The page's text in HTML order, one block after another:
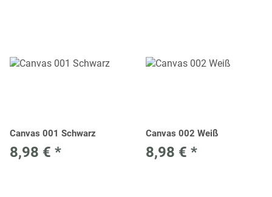
Canvas 001 Schwarz
8,98 € *
Canvas 002 Weiß
8,98 € *